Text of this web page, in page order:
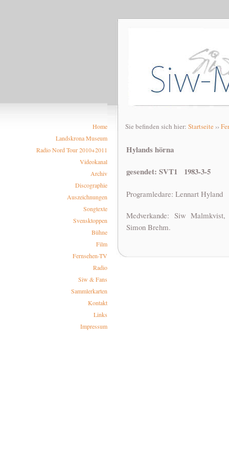
Home
Landskrona Museum
Radio Nord Tour 2010+2011
Videokanal
Archiv
Discographie
Auszeichnungen
Songtexte
Svensktoppen
Bühne
Film
Fernsehen-TV
Radio
Siw & Fans
Sammlerkarten
Kontakt
Links
Impressum
Sie befinden sich hier: Startseite ››
Hylands hörna
gesendet: SVT1 1983-3-5
Programledare: Lennart Hyland
Medverkande: Siw
Simon Brehm.